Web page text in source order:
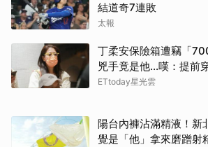
結道奇7連敗
太報
丁柔安保險箱遭竊「
兇手竟是他...嘆：提前
ETtoday星光雲
陽台內褲沾滿精液！
覺是「他」拿來磨蹭射